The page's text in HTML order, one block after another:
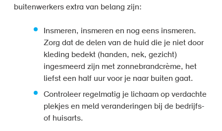
buitenwerkers extra van belang zijn:
Insmeren, insmeren en nog eens insmeren.
Zorg dat de delen van de huid die je niet door
kleding bedekt (handen, nek, gezicht)
ingesmeerd zijn met zonnebrandcrème, het
liefst een half uur voor je naar buiten gaat.
Controleer regelmatig je lichaam op verdachte
plekjes en meld veranderingen bij de bedrijfs-
of huisarts.